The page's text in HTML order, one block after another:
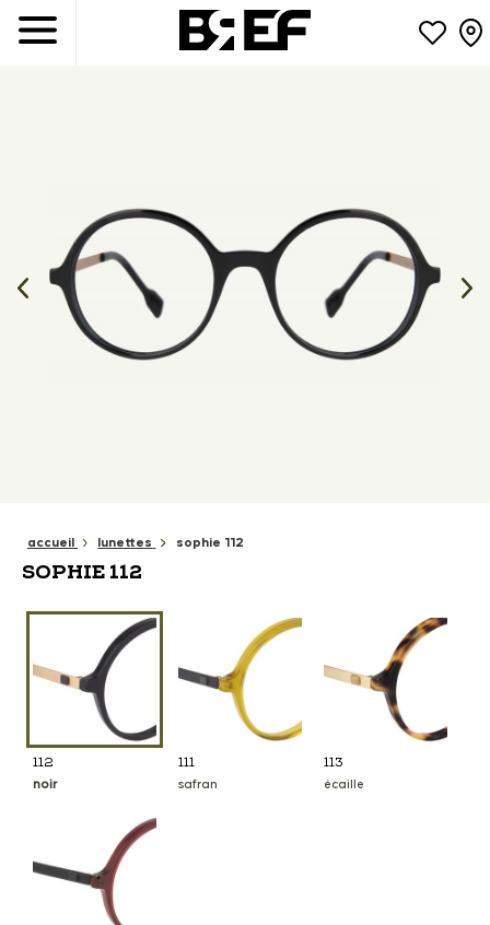
accueil lunettes sophie 112
SOPHIE 112
112
noir
111
safran
113
écaille